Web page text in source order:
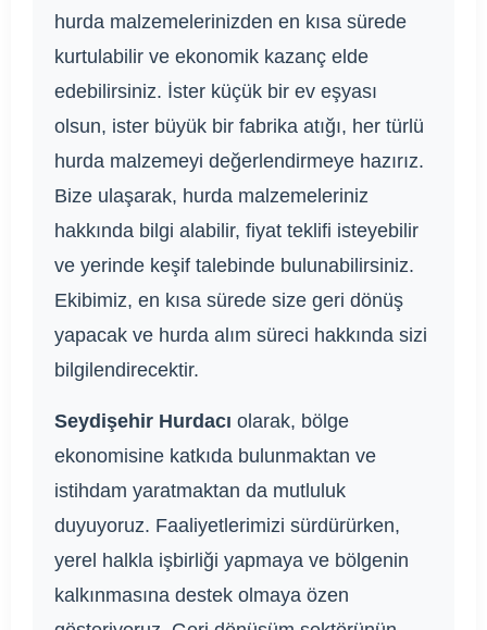
hurda malzemelerinizden en kısa sürede
kurtulabilir ve ekonomik kazanç elde
edebilirsiniz. İster küçük bir ev eşyası
olsun, ister büyük bir fabrika atığı, her türlü
hurda malzemeyi değerlendirmeye hazırız.
Bize ulaşarak, hurda malzemeleriniz
hakkında bilgi alabilir, fiyat teklifi isteyebilir
ve yerinde keşif talebinde bulunabilirsiniz.
Ekibimiz, en kısa sürede size geri dönüş
yapacak ve hurda alım süreci hakkında sizi
bilgilendirecektir.
Seydişehir Hurdacı olarak, bölge
ekonomisine katkıda bulunmaktan ve
istihdam yaratmaktan da mutluluk
duyuyoruz. Faaliyetlerimizi sürdürürken,
yerel halkla işbirliği yapmaya ve bölgenin
kalkınmasına destek olmaya özen